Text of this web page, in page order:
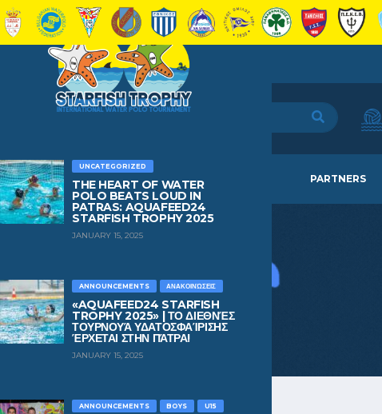
HOME TEAMS PARTNERS
UNCATEGORIZED
THE HEART OF WATER
POLO BEATS LOUD IN
PATRAS: AQUAFEED24
STARFISH TROPHY 2025
JANUARY 15, 2025
ANNOUNCEMENTS ΑΝΑΚΟΙΝΏΣΕΙΣ
«AQUAFEED24 STARFISH
TROPHY 2025» | ΤΟ ΔΙΕΘΝΈΣ
ΤΟΥΡΝΟΥΆ ΥΔΑΤΟΣΦΑΊΡΙΣΗΣ
ΈΡΧΕΤΑΙ ΣΤΗΝ ΠΆΤΡΑ!
JANUARY 15, 2025
ANNOUNCEMENTS BOYS U15